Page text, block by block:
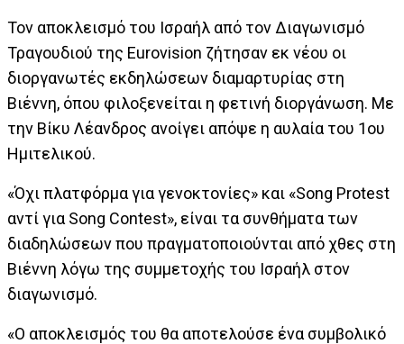
Τον αποκλεισμό του Ισραήλ από τον Διαγωνισμό
Τραγουδιού της Eurovision ζήτησαν εκ νέου οι
διοργανωτές εκδηλώσεων διαμαρτυρίας στη
Βιέννη, όπου φιλοξενείται η φετινή διοργάνωση. Με
την Βίκυ Λέανδρος ανοίγει απόψε η αυλαία του 1ου
Ημιτελικού.
«Όχι πλατφόρμα για γενοκτονίες» και «Song Protest
αντί για Song Contest», είναι τα συνθήματα των
διαδηλώσεων που πραγματοποιούνται από χθες στη
Βιέννη λόγω της συμμετοχής του Ισραήλ στον
διαγωνισμό.
«Ο αποκλεισμός του θα αποτελούσε ένα συμβολικό